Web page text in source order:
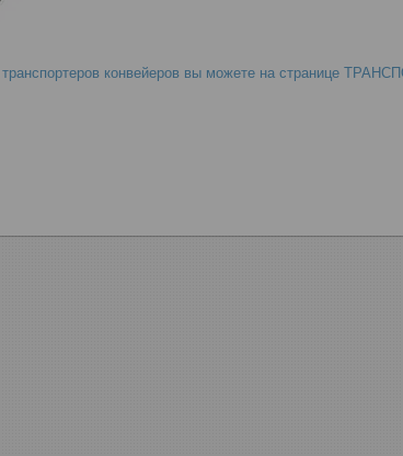
конвейеров вы можете на странице